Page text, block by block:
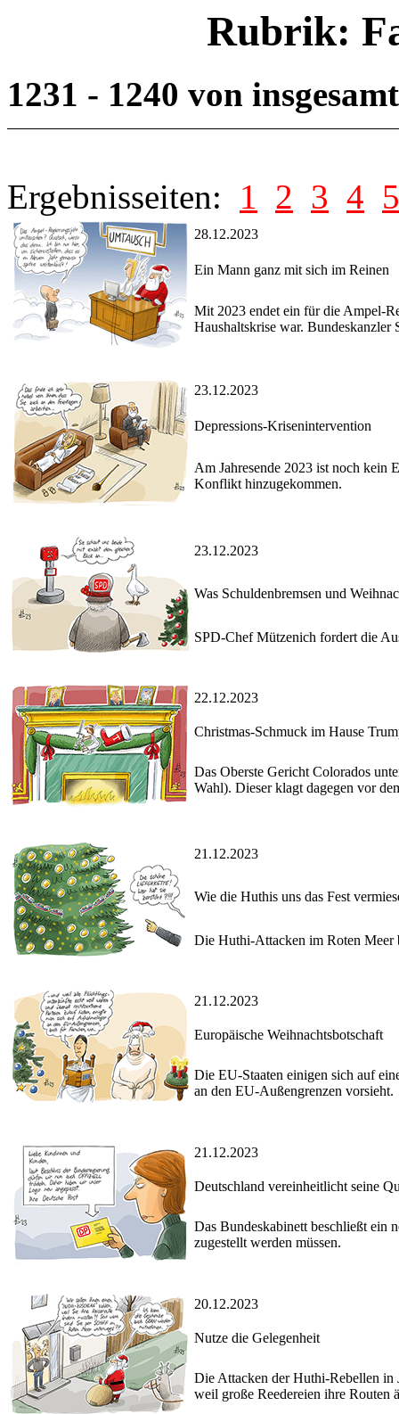
Rubrik:
1231 - 1240 von
Ergebnisseiten: 1 2 3 4 5
28.12.2023
Ein Mann ganz mit sich im Reinen
Mit 2023 endet ein für die Ampel-
Haushaltskrise war.
23.12.2023
Depressions-Krisenintervention
Am Jahresende 2023 ist noch kein
Konflikt hinzugekommen.
23.12.2023
Was Schuldenbremsen und
SPD-Chef Mützenich fordert die
22.12.2023
Christmas-Schmuck im Hause
Das Oberste Gericht Colorados
Wahl). Dieser klagt dagegen vor
21.12.2023
Wie die Huthis uns das Fest
Die Huthi-Attacken im Roten Meer
21.12.2023
Europäische Weihnachtsbotschaft
Die EU-Staaten einigen sich auf
an den EU-Außengrenzen vorsieht.
21.12.2023
Deutschland vereinheitlicht seine
Das Bundeskabinett beschließt ein
zugestellt werden müssen.
20.12.2023
Nutze die Gelegenheit
Die Attacken der Huthi-Rebellen in
weil große Reedereien ihre Routen